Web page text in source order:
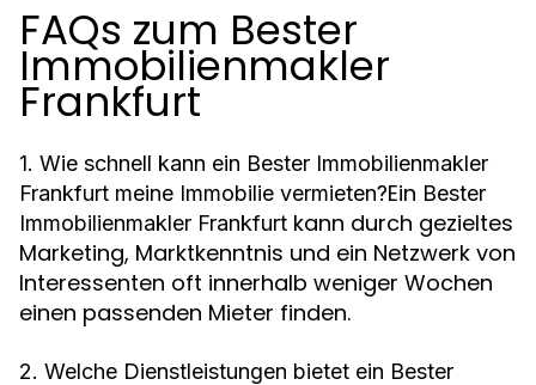
FAQs zum Bester
Immobilienmakler
Frankfurt
1. Wie schnell kann ein Bester Immobilienmakler
Frankfurt meine Immobilie vermieten?Ein Bester
Immobilienmakler Frankfurt kann durch gezieltes
Marketing, Marktkenntnis und ein Netzwerk von
Interessenten oft innerhalb weniger Wochen
einen passenden Mieter finden.
2. Welche Dienstleistungen bietet ein Bester